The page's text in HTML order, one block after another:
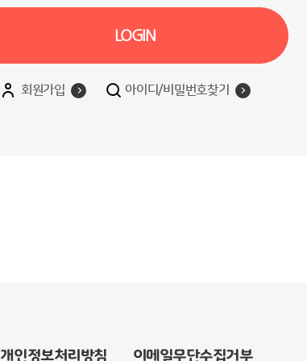
LOGIN
회원가입 아이디/비밀번호찾기
개인정보처리방침 이메일무단수집거부